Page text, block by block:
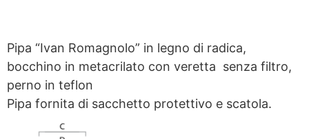
Pipa “Ivan Romagnolo” in legno di radica,
bocchino in metacrilato con veretta senza filtro,
perno in teflon
Pipa fornita di sacchetto protettivo e scatola.